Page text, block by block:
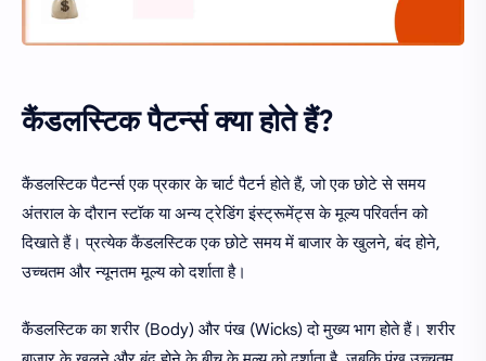
कैंडलस्टिक पैटर्न्स क्या होते हैं?
कैंडलस्टिक पैटर्न्स एक प्रकार के चार्ट पैटर्न होते हैं, जो एक छोटे से समय
अंतराल के दौरान स्टॉक या अन्य ट्रेडिंग इंस्ट्रूमेंट्स के मूल्य परिवर्तन को
दिखाते हैं। प्रत्येक कैंडलस्टिक एक छोटे समय में बाजार के खुलने, बंद होने,
उच्चतम और न्यूनतम मूल्य को दर्शाता है।
कैंडलस्टिक का शरीर (Body) और पंख (Wicks) दो मुख्य भाग होते हैं। शरीर